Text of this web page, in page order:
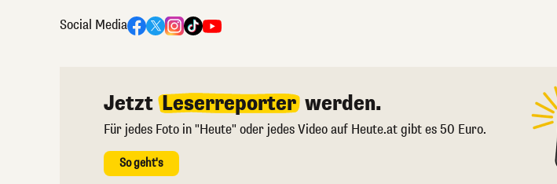
Social Media
Jetzt Leserreporter werden.
Für jedes Foto in "Heute" oder jedes Video auf Heute.at gibt es 50 Euro.
So geht's